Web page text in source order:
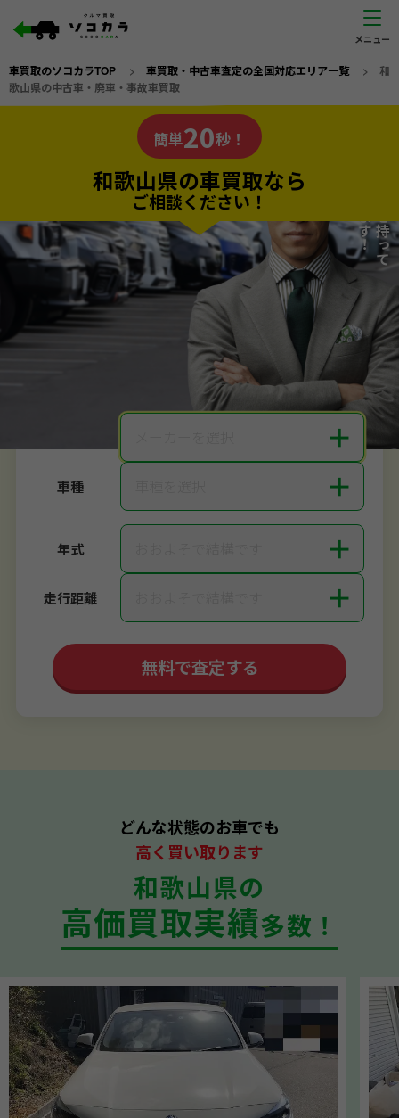
車買取のソコカラTOP > 車買取・中古車査定の全国対応エリア一覧> 和
歌山県の中古車・廃車・事故車買取
の車買取なら
ソコカラの
電話か出張か、高い方の査定を提案。
私たちが責任を持って
査定いたします！
簡単20秒！
和歌山県の車買取なら
ご相談ください！
20秒で入力完了！
カンタンWeb査定
ご依頼いただいたお車を丁寧に査定いたします
＋
車種 ＋
年式 ＋
走行距離 ＋
無料で査定する
どんな状態のお車でも
高く買い取ります
和歌山県の
高価買取実績多数！